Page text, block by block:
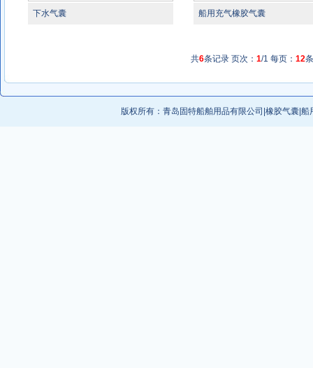
下水气囊 船用充气橡胶气囊
共6条记录 页次： 1/1 每页： 12
版权所有： 青岛固特船舶用品有限公司 橡胶气囊 船